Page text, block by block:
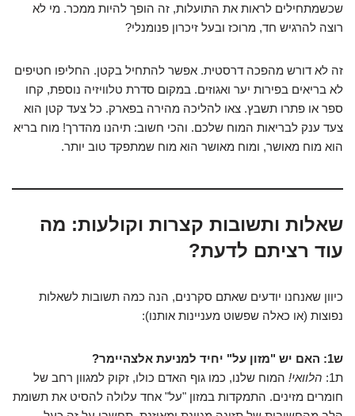
שכשמתחילים לראות את התועלות, זה הופך להיות ממכר. מי לא
רוצה להרגיש חד, מרוכז ובעל זיכרון פנומנלי?
זה לא דורש מהפכה דרסטית. אפשר להתחיל בקטן. החליפו חטיפים
לא בריאים בפירות יער ואגוזים. במקום סדרת טלוויזיה נוספת, קחו
ספר או פתרו תשבץ. צאו להליכה מהירה בפארק. כל צעד קטן הוא
צעד ענק לבריאות המוח שלכם. והכי חשוב: תיהנו מהדרך! מוח בריא
הוא מוח מאושר, ומוח מאושר הוא מוח שמתפקד טוב יותר.
שאלות ותשובות קצרות וקולעות: מה
עוד רציתם לדעת?
כיוון שאנחנו יודעים שאתם סקרנים, הנה כמה תשובות לשאלות
נפוצות (או כאלה שפשוט מעניינות אותנו):
ש1: האם יש "מזון על" יחיד למניעת אלצהיימר?
ת1:
הלוואי! המוח שלנו, כמו גוף האדם כולו, זקוק למגוון רחב של
חומרים מזינים. התמקדות במזון "על" אחד עלולה להסיט את תשומת